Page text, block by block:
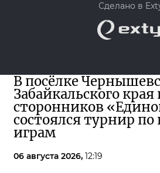
Сделано в
В посёлке
Забайкальского
сторонников
состоялся турнир
играм
06 августа 2026, 12:19